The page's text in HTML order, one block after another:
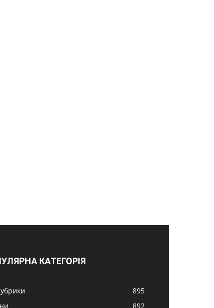
КАТЕГОРІЯ
895
892